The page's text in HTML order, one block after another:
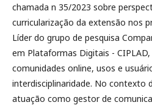
chamada n 35/2023 sobre
curricularização da extensão nos
Líder do grupo de pesquisa
em Plataformas Digitais -
comunidades online, usos e
interdisciplinaridade. No contexto
atuação como gestor de